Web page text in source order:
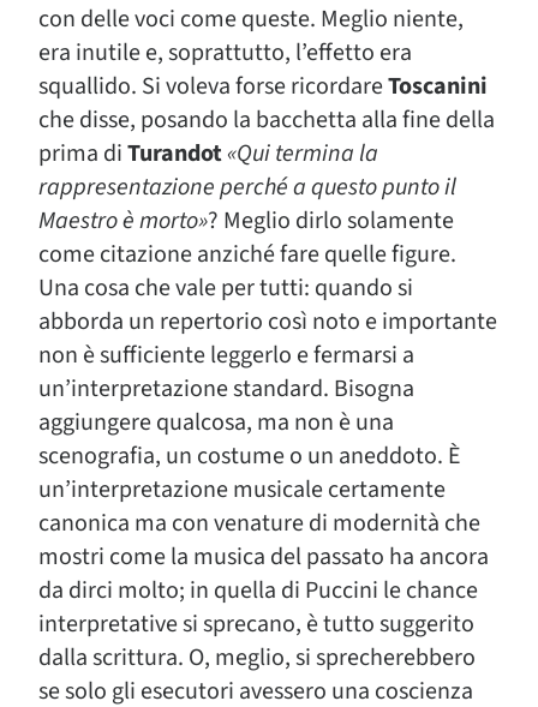
con delle voci come queste. Meglio niente,
era inutile e, soprattutto, l’effetto era
squallido. Si voleva forse ricordareToscanini
che disse, posando la bacchetta alla fine della
prima diTurandot«Qui termina la
rappresentazione perché a questo punto il
Maestro è morto»? Meglio dirlo solamente
come citazione anziché fare quelle figure.
Una cosa che vale per tutti: quando si
abborda un repertorio così noto e importante
non è sufficiente leggerlo e fermarsi a
un’interpretazione standard. Bisogna
aggiungere qualcosa, ma non è una
scenografia, un costume o un aneddoto. È
un’interpretazione musicale certamente
canonica ma con venature di modernità che
mostri come la musica del passato ha ancora
da dirci molto; in quella di Puccini le chance
interpretative si sprecano, è tutto suggerito
dalla scrittura. O, meglio, si sprecherebbero
se solo gli esecutori avessero una coscienza